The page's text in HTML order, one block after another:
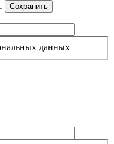
Сохранить
данных